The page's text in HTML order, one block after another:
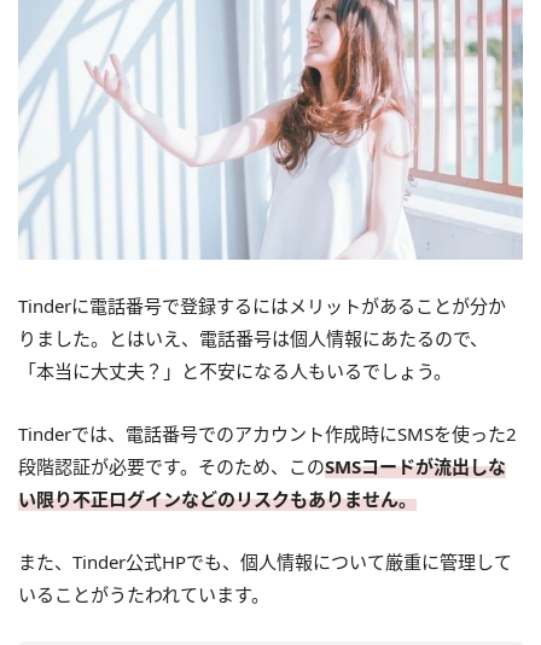
Tinderに電話番号で登録するにはメリットがあることが分か
りました。とはいえ、電話番号は個人情報にあたるので、
「本当に大丈夫？」と不安になる人もいるでしょう。
Tinderでは、電話番号でのアカウント作成時にSMSを使った2
段階認証が必要です。そのため、このSMSコードが流出しな
い限り不正ログインなどのリスクもありません。
また、Tinder公式HPでも、個人情報について厳重に管理して
いることがうたわれています。